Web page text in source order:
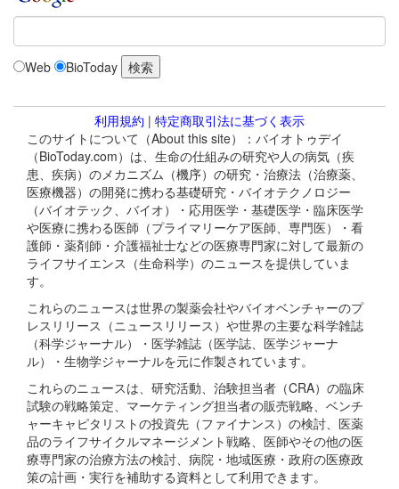
Web BioToday
利用規約 | 特定商取引法に基づく表示
このサイトについて（About this site）：バイオトゥデイ
（BioToday.com）は、生命の仕組みの研究や人の病気（疾
患、疾病）のメカニズム（機序）の研究・治療法（治療薬、
医療機器）の開発に携わる基礎研究・バイオテクノロジー
（バイオテック、バイオ）・応用医学・基礎医学・臨床医学
や医療に携わる医師（プライマリーケア医師、専門医）・看
護師・薬剤師・介護福祉士などの医療専門家に対して最新の
ライフサイエンス（生命科学）のニュースを提供していま
す。
これらのニュースは世界の製薬会社やバイオベンチャーのプ
レスリリース（ニュースリリース）や世界の主要な科学雑誌
（科学ジャーナル）・医学雑誌（医学誌、医学ジャーナ
ル）・生物学ジャーナルを元に作製されています。
これらのニュースは、研究活動、治験担当者（CRA）の臨床
試験の戦略策定、マーケティング担当者の販売戦略、ベンチ
ャーキャピタリストの投資先（ファイナンス）の検討、医薬
品のライフサイクルマネージメント戦略、医師やその他の医
療専門家の治療方法の検討、病院・地域医療・政府の医療政
策の計画・実行を補助する資料として利用できます。